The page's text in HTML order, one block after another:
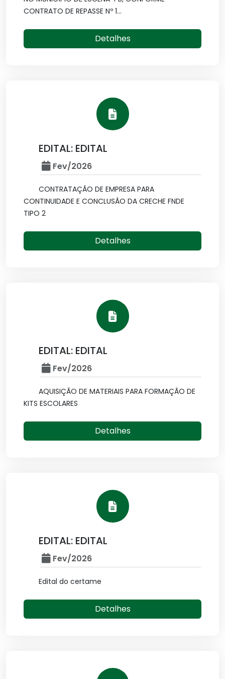
CONTRATO DE REPASSE Nº 1...
Detalhes
EDITAL: EDITAL
Fev/2026
CONTRATAÇÃO DE EMPRESA PARA
CONTINUIDADE E CONCLUSÃO DA CRECHE FNDE
TIPO 2
Detalhes
EDITAL: EDITAL
Fev/2026
AQUISIÇÃO DE MATERIAIS PARA FORMAÇÃO DE
KITS ESCOLARES
Detalhes
EDITAL: EDITAL
Fev/2026
Edital do certame
Detalhes